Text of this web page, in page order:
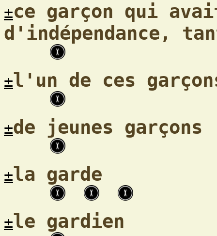
±ce garçon qui
d'indépendance,
±l'un de ces
±de jeunes garçons
±la garde
±le gardien